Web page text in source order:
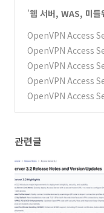
'웹 서버, WAS, 미들
OpenVPN Access
정리 (0)
OpenVPN Access
하는 방법 (0)
OpenVPN Access
OpenVPN Access
OpenVPN Access
관련글